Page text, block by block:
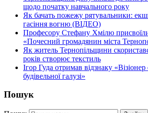
щодо початку навчального року
Як бачать пожежу рятувальники:
гасіння вогню (ВІДЕО)
Професору Стефану Хмілю
«Почесний громадянин міста
Як житель Тернопільщини
років створює текстиль
Ігор Гуда отримав відзнаку «Візіонер
будівельної галузі»
Пошук